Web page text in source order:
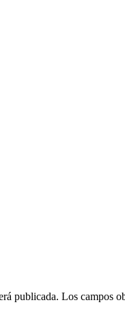
publicada. Los campos